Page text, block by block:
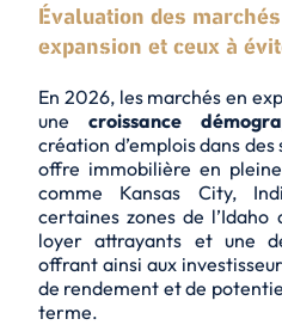
Évaluation des
expansion et ceux à
En 2026, les marchés en
une croissance
création d’emplois dans
offre immobilière en
comme Kansas City,
certaines zones de
loyer attrayants et une
offrant ainsi aux
de rendement et de
terme.